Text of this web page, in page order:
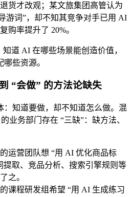
货才改观；某文旅集团高管认为
游词”，却不知其竞争对手已用 AI
购率提升了 20%。
道 AI 在哪些场景能创造价值，
些资源。
“会做” 的方法论缺失
：知道要做，却不知道怎么做。混
业务部门存在 “三缺”：缺方法、
运营团队想 “用 AI 优化商品标
提取、竞品分析、搜索引擎规则等
之。
课程研发组希望 “用 AI 生成练习